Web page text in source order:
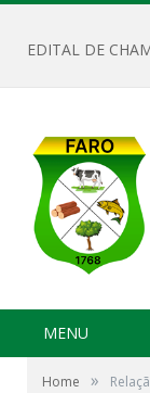
MENU
Home »